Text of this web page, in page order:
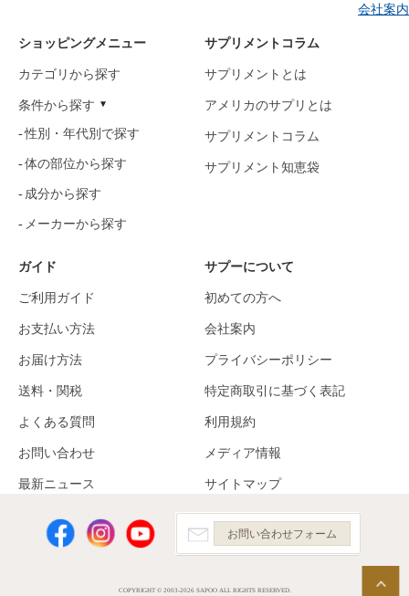
会社案内
ショッピングメニュー
カテゴリから探す
条件から探す
性別・年代別で探す
体の部位から探す
成分から探す
メーカーから探す
ガイド
ご利用ガイド
お支払い方法
お届け方法
送料・関税
よくある質問
お問い合わせ
最新ニュース
サプリメントコラム
サプリメントとは
アメリカのサプリとは
サプリメントコラム
サプリメント知恵袋
サプーについて
初めての方へ
会社案内
プライバシーポリシー
特定商取引に基づく表記
利用規約
メディア情報
サイトマップ
お問い合わせフォーム
COPYRIGHT © 2003-2026 SAPOO ALL RIGHTS RESERVED.